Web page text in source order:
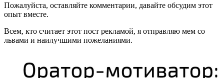
Пожалуйста, оставляйте комментарии, давайте обсудим этот
опыт вместе.
Всем, кто считает этот пост рекламой, я отправляю мем со
львами и наилучшими пожеланиями.